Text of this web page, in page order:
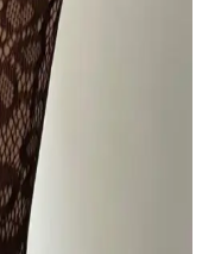
Siyah renk ve
çeşitli beden
Çorabı ve Merry
yorumları ve
belirlemenize